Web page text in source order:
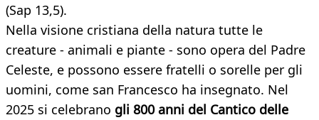
(Sap 13,5).
Nella visione cristiana della natura tutte le
creature - animali e piante - sono opera del Padre
Celeste, e possono essere fratelli o sorelle per gli
uomini, come san Francesco ha insegnato. Nel
2025 si celebrano gli 800 anni del Cantico delle